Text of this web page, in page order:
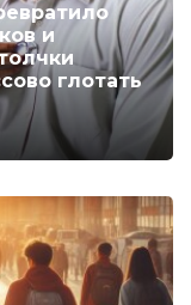
и
глотать